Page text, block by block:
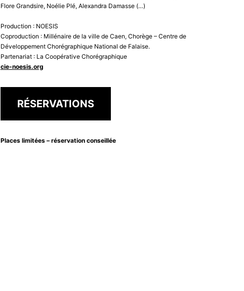
Flore Grandsire, Noélie Plé, Alexandra Damasse (…)
Production : NOESIS
Coproduction : Millénaire de la ville de Caen, Chorège – Centre de
Développement Chorégraphique National de Falaise.
Partenariat : La Coopérative Chorégraphique
cie-noesis.org
RÉSERVATIONS
Places limitées – réservation conseillée